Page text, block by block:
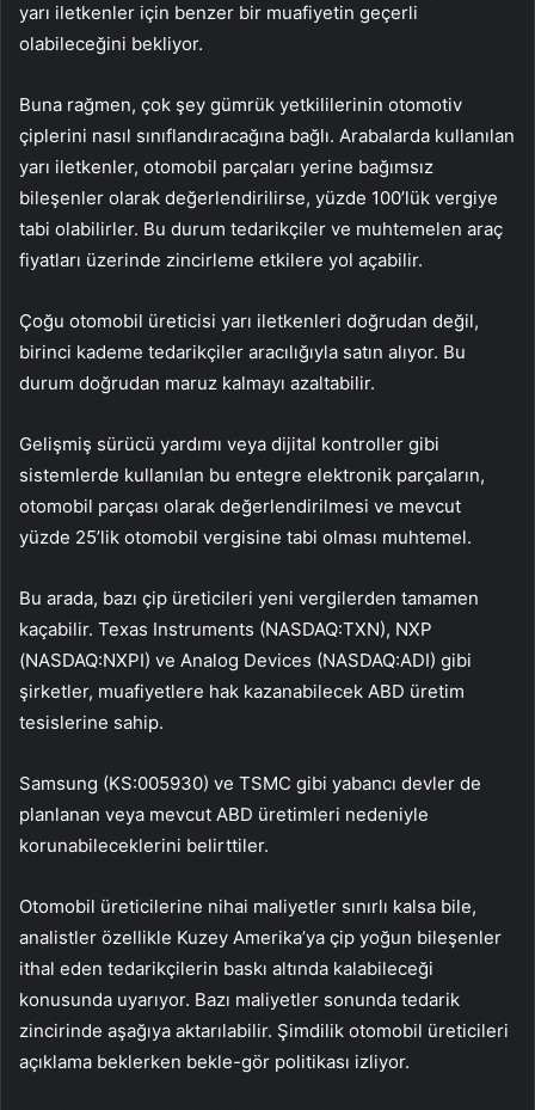
yarı iletkenler için benzer bir muafiyetin geçerli
olabileceğini bekliyor.
Buna rağmen, çok şey gümrük yetkililerinin otomotiv
çiplerini nasıl sınıflandıracağına bağlı. Arabalarda kullanılan
yarı iletkenler, otomobil parçaları yerine bağımsız
bileşenler olarak değerlendirilirse, yüzde 100’lük vergiye
tabi olabilirler. Bu durum tedarikçiler ve muhtemelen araç
fiyatları üzerinde zincirleme etkilere yol açabilir.
Çoğu otomobil üreticisi yarı iletkenleri doğrudan değil,
birinci kademe tedarikçiler aracılığıyla satın alıyor. Bu
durum doğrudan maruz kalmayı azaltabilir.
Gelişmiş sürücü yardımı veya dijital kontroller gibi
sistemlerde kullanılan bu entegre elektronik parçaların,
otomobil parçası olarak değerlendirilmesi ve mevcut
yüzde 25’lik otomobil vergisine tabi olması muhtemel.
Bu arada, bazı çip üreticileri yeni vergilerden tamamen
kaçabilir. Texas Instruments (NASDAQ:TXN), NXP
(NASDAQ:NXPI) ve Analog Devices (NASDAQ:ADI) gibi
şirketler, muafiyetlere hak kazanabilecek ABD üretim
tesislerine sahip.
Samsung (KS:005930) ve TSMC gibi yabancı devler de
planlanan veya mevcut ABD üretimleri nedeniyle
korunabileceklerini belirttiler.
Otomobil üreticilerine nihai maliyetler sınırlı kalsa bile,
analistler özellikle Kuzey Amerika’ya çip yoğun bileşenler
ithal eden tedarikçilerin baskı altında kalabileceği
konusunda uyarıyor. Bazı maliyetler sonunda tedarik
zincirinde aşağıya aktarılabilir. Şimdilik otomobil üreticileri
açıklama beklerken bekle-gör politikası izliyor.